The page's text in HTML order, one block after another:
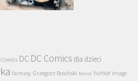
Comics DC DC Comics dla dzieci
fantasy Grzegorz Rosiński horror humor Image